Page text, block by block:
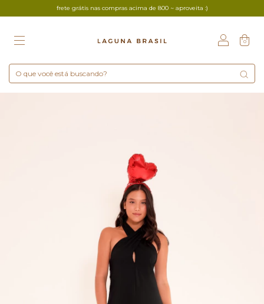
frete grátis nas compras acima de 800 ~ aproveita :)
0